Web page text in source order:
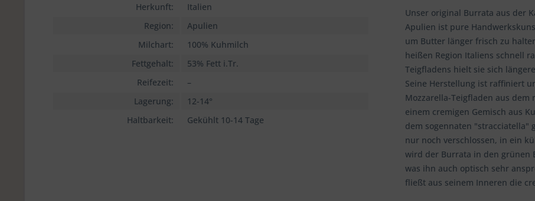
Herkunft:
Italien
Region:
Apulien
Milchart:
100% Kuhmilch
Fettgehalt:
53% Fett i.Tr.
Reifezeit:
–
Lagerung:
12-14°
Haltbarkeit:
Gekühlt 10-14 Tage
Unser original Burrata aus der
Apulien ist pure
um Butter länger frisch zu
heißen Region Italiens schnell
Teigfladens hielt sie sich
Seine Herstellung ist raffiniert
Mozzarella-Teigfladen aus
einem cremigen Gemisch aus
dem sogennaten "stracciatella"
nur noch verschlossen, in ein
wird der Burrata in den grünen
was ihn auch optisch sehr
fließt aus seinem Inneren die